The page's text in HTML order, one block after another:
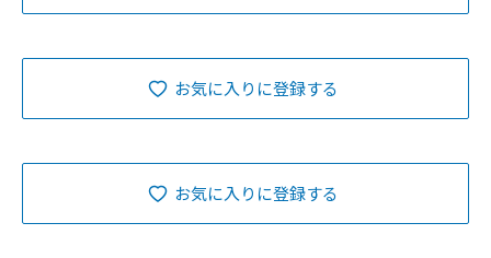
お気に入りに登録する
お気に入りに登録する